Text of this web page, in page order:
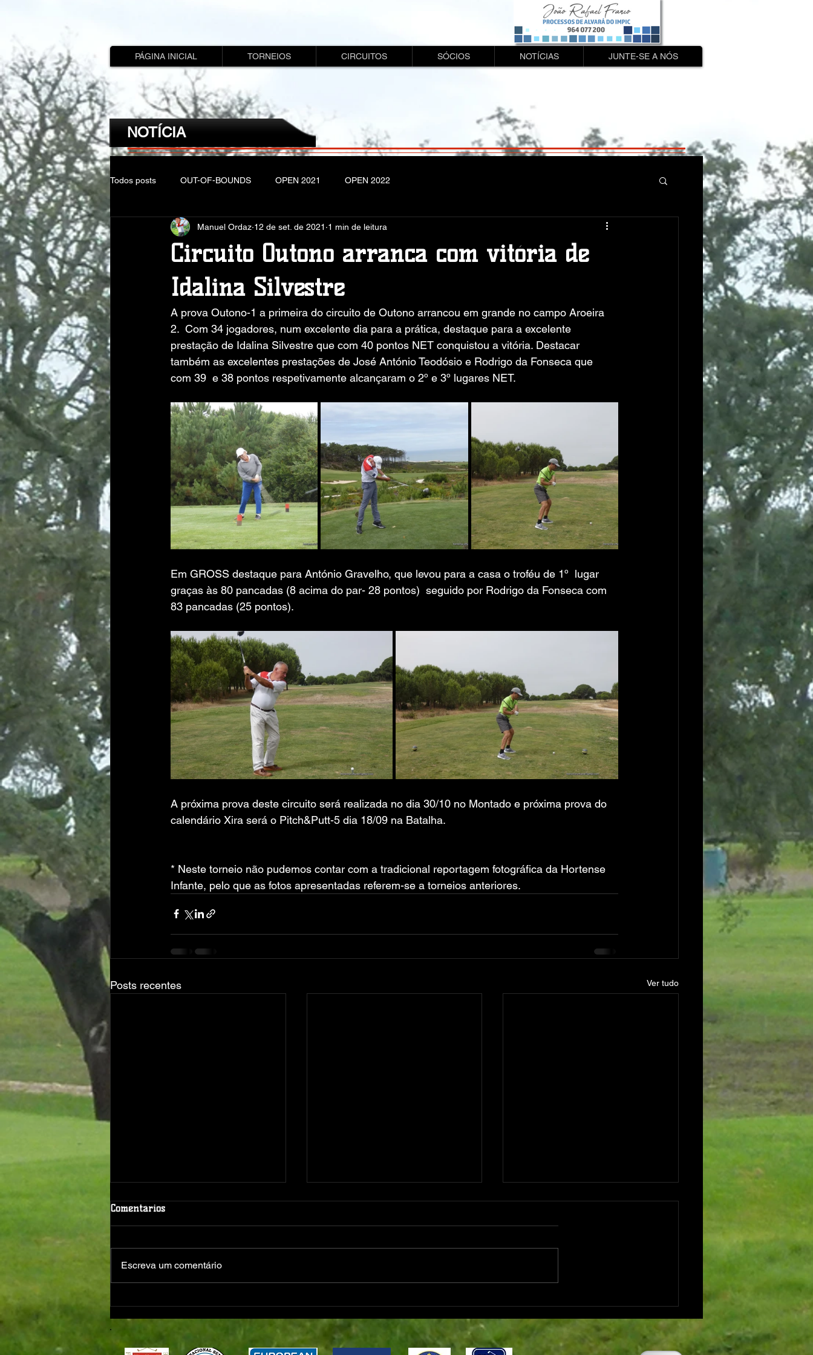
PÁGINA INICIAL TORNEIOS CIRCUITOS SÓCIOS NOTÍCIAS JUNTE-SE A NÓS
Todos posts OUT-OF-BOUNDS OPEN 2021 OPEN 2022
Circuito Outono arranca com vitória de
Idalina Silvestre
Manuel Ordaz 12 de set. de 2021 1 min de leitura
A prova Outono-1 a primeira do circuito de Outono arrancou em grande no campo Aroeira
2.  Com 34 jogadores, num excelente dia para a prática, destaque para a excelente
prestação de Idalina Silvestre que com 40 pontos NET conquistou a vitória. Destacar
também as excelentes prestações de José António Teodósio e Rodrigo da Fonseca que
com 39  e 38 pontos respetivamente alcançaram o 2º e 3º lugares NET.
Em GROSS destaque para António Gravelho, que levou para a casa o troféu de 1º  lugar
graças às 80 pancadas (8 acima do par- 28 pontos)  seguido por Rodrigo da Fonseca com
83 pancadas (25 pontos).
A próxima prova deste circuito será realizada no dia 30/10 no Montado e próxima prova do
calendário Xira será o Pitch&Putt-5 dia 18/09 na Batalha.
* Neste torneio não pudemos contar com a tradicional reportagem fotográfica da Hortense
Infante, pelo que as fotos apresentadas referem-se a torneios anteriores.
Posts recentes Ver tudo
Torneio de Verão 2026
Pitch&Putt
Comentários
Escreva um comentário
NOTÍCIA